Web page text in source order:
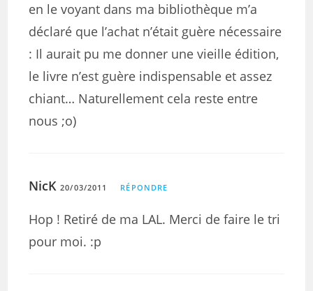
en le voyant dans ma bibliothèque m’a
déclaré que l’achat n’était guère nécessaire
: Il aurait pu me donner une vieille édition,
le livre n’est guère indispensable et assez
chiant… Naturellement cela reste entre
nous ;o)
NicK 20/03/2011 RÉPONDRE
Hop ! Retiré de ma LAL. Merci de faire le tri
pour moi. :p